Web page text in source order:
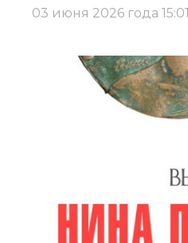
03 июня 2026 года 15:01